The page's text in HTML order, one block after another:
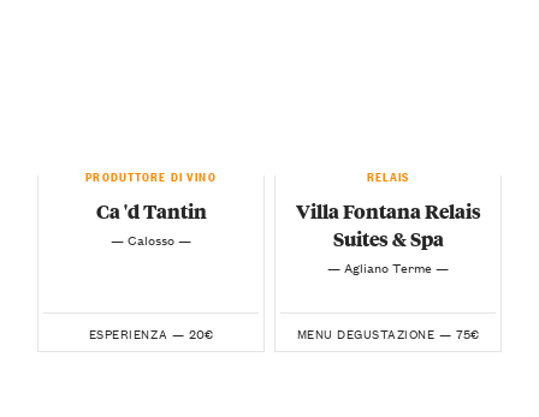
PRODUTTORE DI VINO
Ca 'd Tantin
— Calosso —
ESPERIENZA — 20€
RELAIS
Villa Fontana Relais
Suites & Spa
— Agliano Terme —
MENU DEGUSTAZIONE — 75€